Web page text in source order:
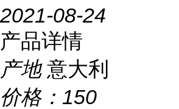
2021-08-24
产品详情
产地 意大利
价格： 150